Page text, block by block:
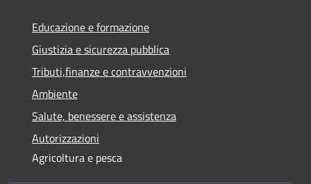
Educazione e formazione
Giustizia e sicurezza pubblica
Tributi,finanze e contravvenzioni
Ambiente
Salute, benessere e assistenza
Autorizzazioni
Agricoltura e pesca